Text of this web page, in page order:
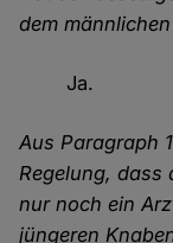
dem
Ja.
Aus Paragraph
Regelung, dass
nur noch ein
jüngeren